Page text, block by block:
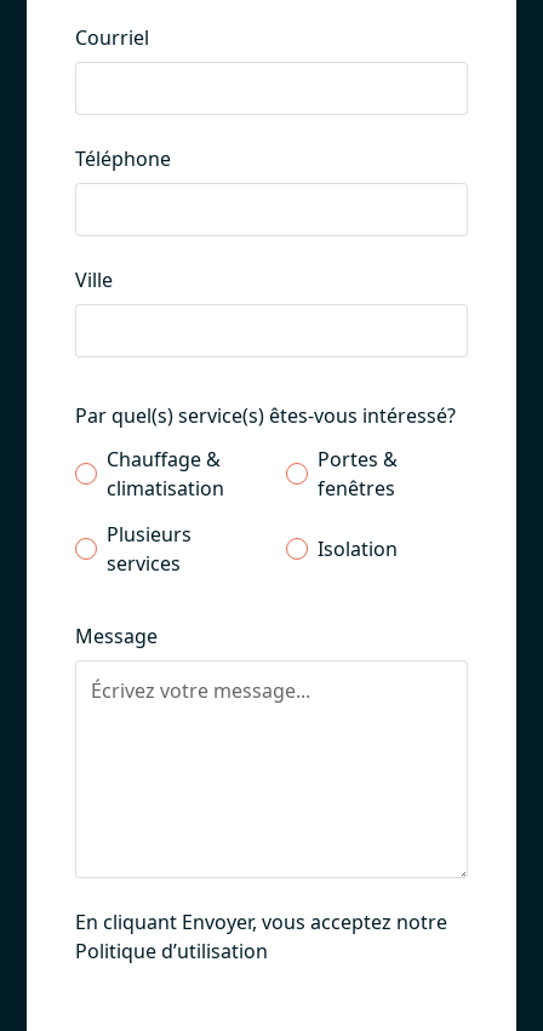
Courriel
Téléphone
Ville
Par quel(s) service(s) êtes-vous intéressé?
Chauffage &
climatisation
Portes &
fenêtres
Plusieurs
services
Isolation
Message
En cliquant Envoyer, vous acceptez notre
Politique d’utilisation